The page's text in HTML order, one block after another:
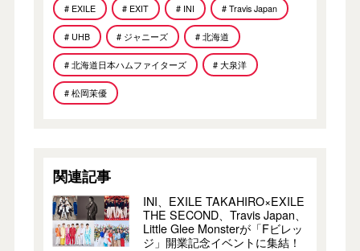
# EXILE # EXIT # INI # Travis Japan
# UHB # ジャニーズ # 北海道
# 北海道日本ハムファイターズ # 大泉洋
# 松岡茉優
関連記事
INI、EXILE TAKAHIRO×EXILE
THE SECOND、Travis Japan、
Little Glee Monsterが「Fビレッ
ジ」開業記念イベントに集結！